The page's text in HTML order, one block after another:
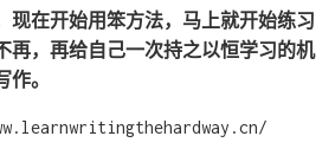
现在开始用笨方法，马上就开始练习
再，再给自己一次持之以恒学习的机
。